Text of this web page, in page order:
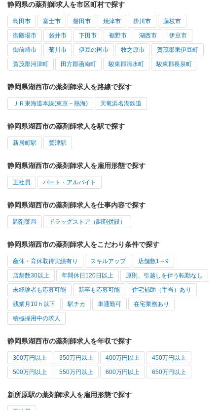
静岡県の薬剤師求人を市区町村で探す
島田市 富士市 磐田市 焼津市 掛川市 藤枝市
御殿場市 袋井市 下田市 裾野市 湖西市 伊豆市
御前崎市 菊川市 伊豆の国市 牧之原市 賀茂郡東伊豆町
賀茂郡河津町 田方郡函南町 駿東郡清水町 駿東郡長泉町
静岡県湖西市の薬剤師求人を路線で探す
ＪＲ東海道本線(東京－熱海) 天竜浜名湖鉄道
静岡県湖西市の薬剤師求人を駅で探す
新居町駅 鷲津駅
静岡県湖西市の薬剤師求人を雇用形態で探す
正社員 パート・アルバイト
静岡県湖西市の薬剤師求人を仕事内容で探す
調剤薬局 ドラッグストア（調剤併設）
静岡県湖西市の薬剤師求人をこだわり条件で探す
産休・育休取得実績有り スキルアップ 店舗数1～9
店舗数30以上 年間休日120日以上 原則、引越しを伴う転勤なし
未経験者も応募可能 新卒も応募可能 住宅補助（手当）あり
残業月10ｈ以下 駅チカ 車通勤可 在宅業務あり
積極採用中の求人
静岡県湖西市の薬剤師求人を年収で探す
300万円以上 350万円以上 400万円以上 450万円以上
500万円以上 550万円以上 600万円以上 650万円以上
新所原駅の薬剤師求人を雇用形態で探す